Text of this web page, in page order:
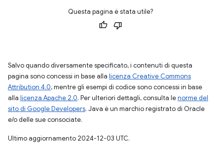
Questa pagina è stata utile?
Salvo quando diversamente specificato, i contenuti di questa
pagina sono concessi in base alla licenza Creative Commons
Attribution 4.0, mentre gli esempi di codice sono concessi in base
alla licenza Apache 2.0. Per ulteriori dettagli, consulta lenorme del
sito di Google Developers. Java è un marchio registrato di Oracle
e/o delle sue consociate.
Ultimo aggiornamento 2024-12-03 UTC.